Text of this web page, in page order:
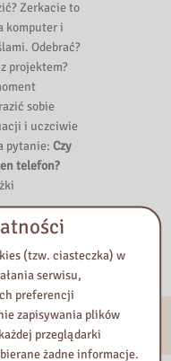
Zerkacie to
komputer i
Odebrać?
projektem?
sobie
i uczciwie
pytanie:Czy
telefon?
(tzw. ciasteczka) w
serwisu,
preferencji
zapisywania plików
przeglądarki
żadne informacje.